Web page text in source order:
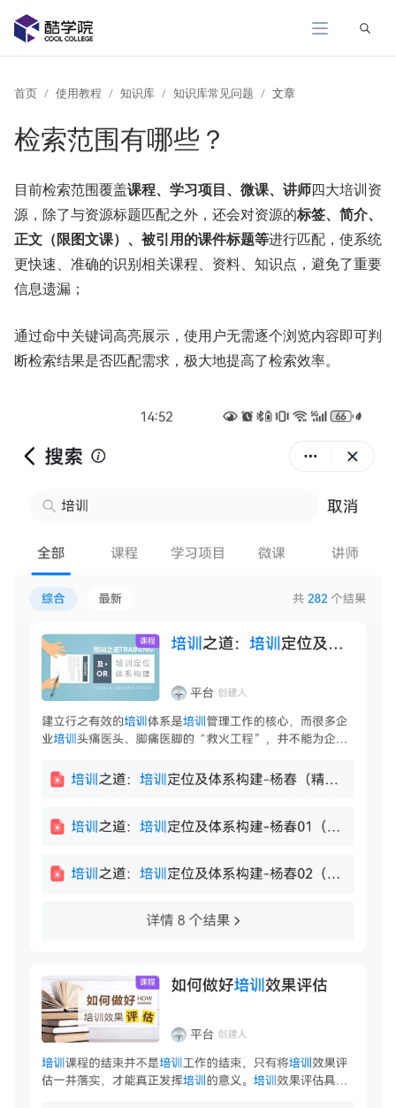
展开
首页 使用教程 知识库 知识库常见问题 文章
检索范围有哪些？
目前检索范围覆盖课程、学习项目、微课、讲师四大培训资
源，除了与资源标题匹配之外，还会对资源的标签、简介、
正文（限图文课）、被引用的课件标题等进行匹配，使系统
更快速、准确的识别相关课程、资料、知识点，避免了重要
信息遗漏；
通过命中关键词高亮展示，使用户无需逐个浏览内容即可判
断检索结果是否匹配需求，极大地提高了检索效率。